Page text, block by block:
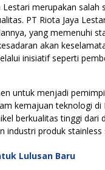
merupakan
PT Riota Jaya
yang memenuhi
akan
inisiatif seperti
untuk menjadi
kemajuan teknologi di
berkualitas tinggi dari
industri produk
Lulusan Baru